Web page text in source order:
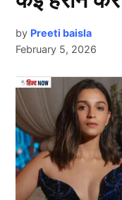
Ind Vs Eng
इंग्लैंड के खिलाफ होने
इंडिया की प्लेइंग
by Preeti baisla
February 5, 2026